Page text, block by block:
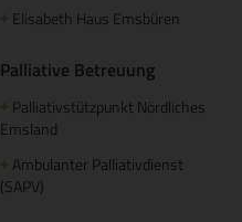
Elisabeth Haus Emsbüren
Palliative Betreuung
+ Palliativstützpunkt Nördliches
Emsland
+ Ambulanter Palliativdienst
(SAPV)